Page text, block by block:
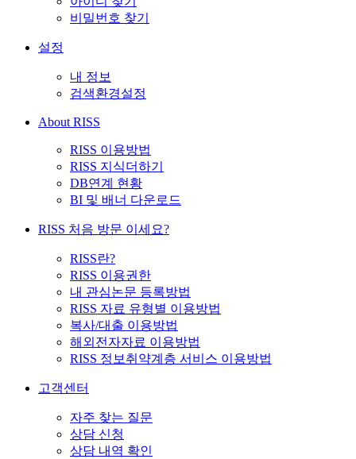
비밀번호 찾기
설정
내 정보
검색환경설정
About RISS
RISS 이용방법
RISS 지식더하기
DB연계 현황
BI 및 배너 다운로드
RISS 처음 방문 이세요?
RISS란?
RISS 이용권한
내 관심논문 등록방법
RISS 자료 유형별 이용방법
복사/대출 이용방법
해외전자자료 이용방법
RISS 정보취약계층 서비스 이용방법
고객센터
자주 찾는 질문
상담 신청
상담 내역 확인